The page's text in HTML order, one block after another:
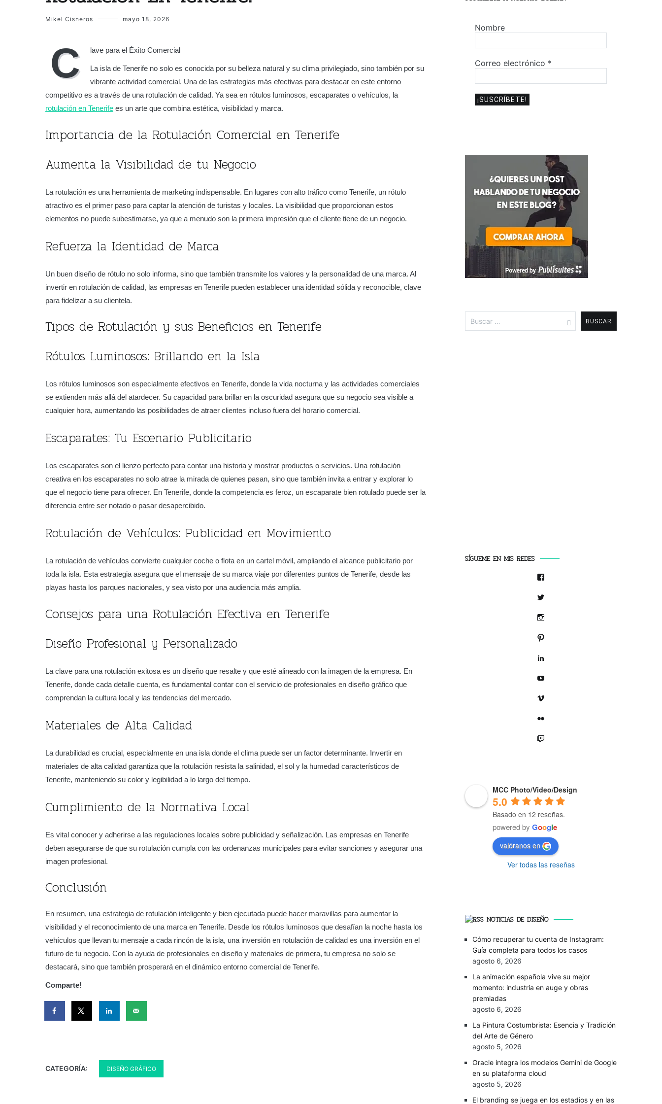
Mikel Cisneros mayo 18, 2026
C lave para el Éxito Comercial
La isla de Tenerife no solo es conocida por su belleza natural y su clima privilegiado, sino también por su
vibrante actividad comercial. Una de las estrategias más efectivas para destacar en este entorno
competitivo es a través de una rotulación de calidad. Ya sea en rótulos luminosos, escaparates o vehículos, la
rotulación en Tenerife es un arte que combina estética, visibilidad y marca.
Importancia de la Rotulación Comercial en Tenerife
Aumenta la Visibilidad de tu Negocio
La rotulación es una herramienta de marketing indispensable. En lugares con alto tráfico como Tenerife, un rótulo
atractivo es el primer paso para captar la atención de turistas y locales. La visibilidad que proporcionan estos
elementos no puede subestimarse, ya que a menudo son la primera impresión que el cliente tiene de un negocio.
Refuerza la Identidad de Marca
Un buen diseño de rótulo no solo informa, sino que también transmite los valores y la personalidad de una marca. Al
invertir en rotulación de calidad, las empresas en Tenerife pueden establecer una identidad sólida y reconocible, clave
para fidelizar a su clientela.
Tipos de Rotulación y sus Beneficios en Tenerife
Rótulos Luminosos: Brillando en la Isla
Los rótulos luminosos son especialmente efectivos en Tenerife, donde la vida nocturna y las actividades comerciales
se extienden más allá del atardecer. Su capacidad para brillar en la oscuridad asegura que su negocio sea visible a
cualquier hora, aumentando las posibilidades de atraer clientes incluso fuera del horario comercial.
Escaparates: Tu Escenario Publicitario
Los escaparates son el lienzo perfecto para contar una historia y mostrar productos o servicios. Una rotulación
creativa en los escaparates no solo atrae la mirada de quienes pasan, sino que también invita a entrar y explorar lo
que el negocio tiene para ofrecer. En Tenerife, donde la competencia es feroz, un escaparate bien rotulado puede ser la
diferencia entre ser notado o pasar desapercibido.
Rotulación de Vehículos: Publicidad en Movimiento
La rotulación de vehículos convierte cualquier coche o flota en un cartel móvil, ampliando el alcance publicitario por
toda la isla. Esta estrategia asegura que el mensaje de su marca viaje por diferentes puntos de Tenerife, desde las
playas hasta los parques nacionales, y sea visto por una audiencia más amplia.
Consejos para una Rotulación Efectiva en Tenerife
Diseño Profesional y Personalizado
La clave para una rotulación exitosa es un diseño que resalte y que esté alineado con la imagen de la empresa. En
Tenerife, donde cada detalle cuenta, es fundamental contar con el servicio de profesionales en diseño gráfico que
comprendan la cultura local y las tendencias del mercado.
Materiales de Alta Calidad
La durabilidad es crucial, especialmente en una isla donde el clima puede ser un factor determinante. Invertir en
materiales de alta calidad garantiza que la rotulación resista la salinidad, el sol y la humedad característicos de
Tenerife, manteniendo su color y legibilidad a lo largo del tiempo.
Cumplimiento de la Normativa Local
Es vital conocer y adherirse a las regulaciones locales sobre publicidad y señalización. Las empresas en Tenerife
deben asegurarse de que su rotulación cumpla con las ordenanzas municipales para evitar sanciones y asegurar una
imagen profesional.
Conclusión
En resumen, una estrategia de rotulación inteligente y bien ejecutada puede hacer maravillas para aumentar la
visibilidad y el reconocimiento de una marca en Tenerife. Desde los rótulos luminosos que desafían la noche hasta los
vehículos que llevan tu mensaje a cada rincón de la isla, una inversión en rotulación de calidad es una inversión en el
futuro de tu negocio. Con la ayuda de profesionales en diseño y materiales de primera, tu empresa no solo se
destacará, sino que también prosperará en el dinámico entorno comercial de Tenerife.
Comparte!
CATEGORÍA: DISEÑO GRÁFICO
Nombre
Correo electrónico *
SÍGUEME EN MIS REDES
MCC Photo/Video/Design
5.0
Basado en 12 reseñas.
powered by Google
valóranos en
Ver todas las reseñas
NOTICIAS DE DISEÑO
Cómo recuperar tu cuenta de Instagram:
Guía completa para todos los casos
agosto 6, 2026
La animación española vive su mejor
momento: industria en auge y obras
premiadas
agosto 6, 2026
La Pintura Costumbrista: Esencia y Tradición
del Arte de Género
agosto 5, 2026
Oracle integra los modelos Gemini de Google
en su plataforma cloud
agosto 5, 2026
El branding se juega en los estadios y en las